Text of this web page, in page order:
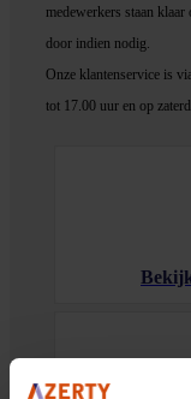
medewerkers staan
door indien nodig.
Onze klantenservice is
tot 17.00 uur en op